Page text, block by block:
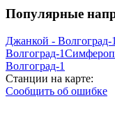
Популярные
Джанкой - Волгоград-1
Волгоград-1
Волгоград-1
Станции на карте:
Сообщить об ошибке